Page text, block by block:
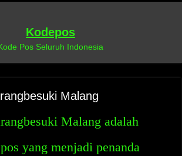
Kodepos
Pos Seluruh Indonesia
Malang
Malang adalah
yang menjadi penanda